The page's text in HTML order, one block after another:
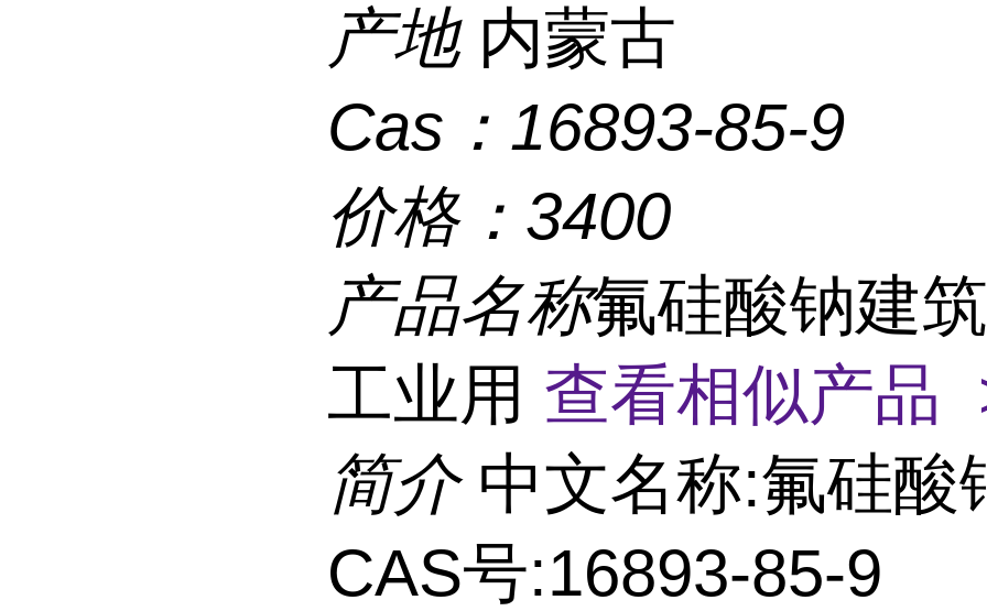
产地 内蒙古
Cas： 16893-85-9
价格： 3400
产品名称氟硅酸钠建
工业用 查看相似产品
简介 中文名称:氟硅酸
CAS号:16893-85-9